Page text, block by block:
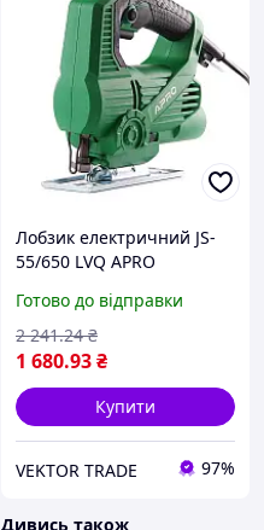
Лобзик електричний JS-
55/650 LVQ APRO
Готово до відправки
1 680.93₴
2 241.24 ₴
Купити
VEKTOR TRADE 97%
Дивись також